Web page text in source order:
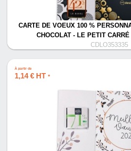
CARTE DE VOEUX 100 %
CHOCOLAT - LE PETIT
CDLO353335
À partir de
1,14 € HT *